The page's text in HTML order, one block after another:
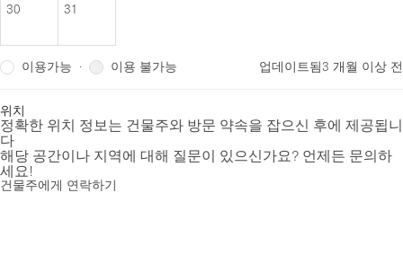
30 31
이용가능 · 이용 불가능 업데이트됨3 개월 이상 전
위치
정확한 위치 정보는 건물주와 방문 약속을 잡으신 후에 제공됩니
다
해당 공간이나 지역에 대해 질문이 있으신가요? 언제든 문의하
세요!
건물주에게 연락하기